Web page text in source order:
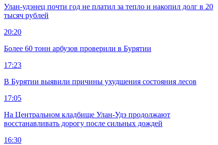
Улан-удэнец почти год не платил за тепло и накопил долг в 20
тысяч рублей
20:20
Более 60 тонн арбузов проверили в Бурятии
17:23
В Бурятии выявили причины ухудшения состояния лесов
17:05
На Центральном кладбище Улан-Удэ продолжают
восстанавливать дорогу после сильных дождей
16:30